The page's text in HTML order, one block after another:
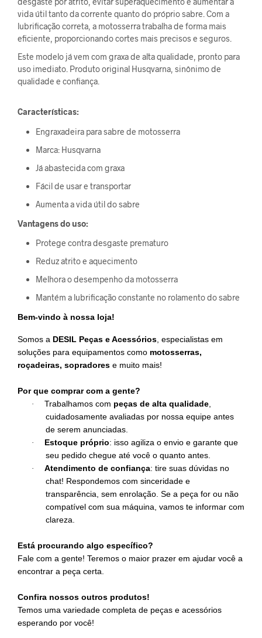
vida útil tanto da corrente quanto do próprio sabre. Com a
lubrificação correta, a motosserra trabalha de forma mais
eficiente, proporcionando cortes mais precisos e seguros.
Este modelo já vem com graxa de alta qualidade, pronto para
uso imediato. Produto original Husqvarna, sinônimo de
qualidade e confiança.
Características:
Engraxadeira para sabre de motosserra
Marca: Husqvarna
Já abastecida com graxa
Fácil de usar e transportar
Aumenta a vida útil do sabre
Vantagens do uso:
Protege contra desgaste prematuro
Reduz atrito e aquecimento
Melhora o desempenho da motosserra
Mantém a lubrificação constante no rolamento do sabre
Bem-vindo à nossa loja!
Somos a DESIL Peças e Acessórios, especialistas em
soluções para equipamentos como motosserras,
roçadeiras, sopradores e muito mais!
Por que comprar com a gente?
· Trabalhamos com peças de alta qualidade,
cuidadosamente avaliadas por nossa equipe antes
de serem anunciadas.
· Estoque próprio: isso agiliza o envio e garante que
seu pedido chegue até você o quanto antes.
· Atendimento de confiança: tire suas dúvidas no
chat! Respondemos com sinceridade e
transparência, sem enrolação. Se a peça for ou não
compatível com sua máquina, vamos te informar com
clareza.
Está procurando algo específico?
Fale com a gente! Teremos o maior prazer em ajudar você a
encontrar a peça certa.
Confira nossos outros produtos!
Temos uma variedade completa de peças e acessórios
esperando por você!